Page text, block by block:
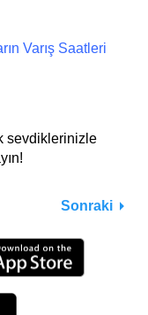
Varış Saatleri
sevdiklerinizle
Sonraki